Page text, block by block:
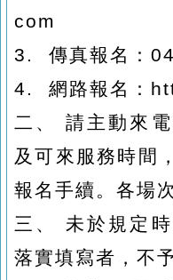
com
3.
傳真報名：
4.
網路報名：
二、
請主動來
及可來服務時間
報名手續。各場
三、
未於規定
落實填寫者，不